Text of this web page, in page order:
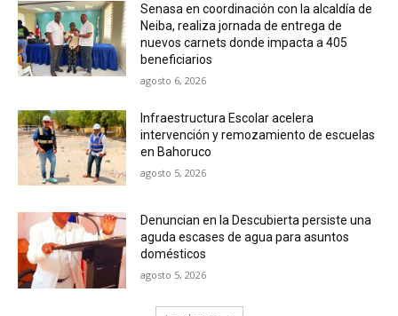
Senasa en coordinación con la alcaldía de
Neiba, realiza jornada de entrega de
nuevos carnets donde impacta a 405
beneficiarios
agosto 6, 2026
Infraestructura Escolar acelera
intervención y remozamiento de escuelas
en Bahoruco
agosto 5, 2026
Denuncian en la Descubierta persiste una
aguda escases de agua para asuntos
domésticos
agosto 5, 2026